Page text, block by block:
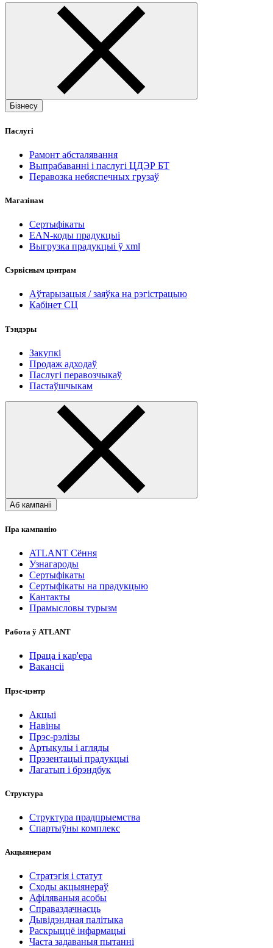
Бізнесу
Паслугі
Рамонт абсталявання
Выпрабаванні і паслугі ЦДЭР БТ
Перавозка небяспечных грузаў
Магазінам
Сертыфікаты
EAN-коды прадукцыі
Выгрузка прадукцыі ў xml
Сэрвісным цэнтрам
Аўтарызацыя / заяўка на рэгістрацыю
Кабінет СЦ
Тэндэры
Закупкі
Продаж адходаў
Паслугі перавозчыкаў
Пастаўшчыкам
Аб кампаніі
Пра кампанію
ATLANT Сёння
Узнагароды
Сертыфікаты
Сертыфікаты на прадукцыю
Кантакты
Прамысловы турызм
Работа ў ATLANT
Праца і кар'ера
Вакансіі
Прэс-цэнтр
Акцыі
Навіны
Прэс-рэлізы
Артыкулы і агляды
Прэзентацыі прадукцыі
Лагатып і брэндбук
Структура
Структура прадпрыемства
Спартыўны комплекс
Акцыянерам
Стратэгія і статут
Сходы акцыянераў
Афіляваныя асобы
Справаздачнасць
Дывідэндная палітыка
Раскрыццё інфармацыі
Часта задаваныя пытанні